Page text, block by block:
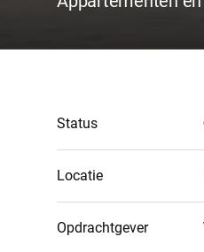
Status
Locatie
Opdrachtgever